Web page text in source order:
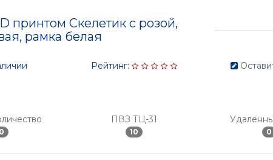
принтом Скелетик с розой,
рамка белая
Рейтинг:
ПВЗ ТЦ-31
10 0